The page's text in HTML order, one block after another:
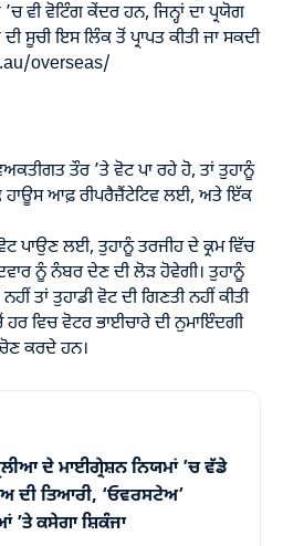
ਵੀ ਵੋਟਿੰਗ ਕੇਂਦਰ ਹਨ, ਜਿਨ੍ਹਾਂ ਦਾ ਪ੍ਰਯੋਗ
ਸੂਚੀ ਇਸ ਲਿੰਕ ਤੋਂ ਪ੍ਰਾਪਤ ਕੀਤੀ ਜਾ ਸਕਦੀ
overseas/
ਤੌਰ ’ਤੇ ਵੋਟ ਪਾ ਰਹੇ ਹੋ, ਤਾਂ ਤੁਹਾਨੂੰ
ਆਫ਼ ਰੀਪਰੈਜ਼ੈਂਟੇਟਿਵ ਲਈ, ਅਤੇ ਇੱਕ
ਪਾਉਣ ਲਈ, ਤੁਹਾਨੂੰ ਤਰਜੀਹ ਦੇ ਕ੍ਰਮ ਵਿੱਚ
ਨੂੰ ਨੰਬਰ ਦੇਣ ਦੀ ਲੋੜ ਹੋਵੇਗੀ। ਤੁਹਾਨੂੰ
ਤਾਂ ਤੁਹਾਡੀ ਵੋਟ ਦੀ ਗਿਣਤੀ ਨਹੀਂ ਕੀਤੀ
ਵਿਚ ਵੋਟਰ ਭਾਈਚਾਰੇ ਦੀ ਨੁਮਾਇੰਦਗੀ
ਕਰਦੇ ਹਨ।
ਦੇ ਮਾਈਗ੍ਰੇਸ਼ਨ ਨਿਯਮਾਂ ’ਚ ਵੱਡੇ
ਦੀ ਤਿਆਰੀ, ‘ਓਵਰਸਟੇਅ’
’ਤੇ ਕਸੇਗਾ ਸ਼ਿਕੰਜਾ